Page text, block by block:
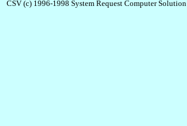
CSV (c) 1996-1998 System Request Computer Solution